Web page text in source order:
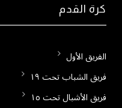
كرة القدم
الفريق الأول
فريق الشباب تحت ١٩
فريق الأشبال تحت ١٥